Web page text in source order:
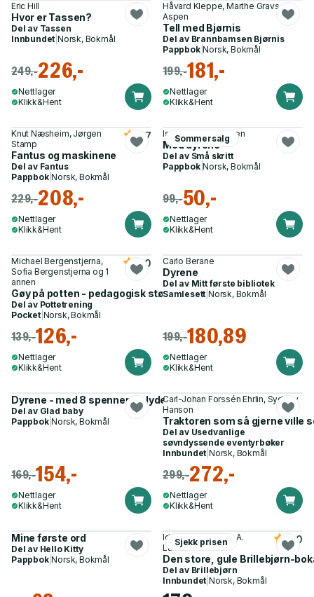
Eric Hill
Hvor er Tassen?
Del av Tassen
Innbundet |Norsk, Bokmål
249,-226,-
Nettlager
Klikk&Hent
Håvard Kleppe, Marthe Gravseth
Aspen
Tell med Bjørnis
Del av Brannbamsen Bjørnis
Pappbok|Norsk, Bokmål
199,-181,-
Nettlager
Klikk&Hent
Knut Næsheim, Jørgen
Stamp
Fantus og maskinene
3.7
Del av Fantus
Pappbok|Norsk, Bokmål
229,-208,-
Nettlager
Klikk&Hent
Sommersalg
Iselin Røsjø Evensen
Med dyrene
Del av Små skritt
Pappbok|Norsk, Bokmål
99,-50,-
Nettlager
Klikk&Hent
Michael Bergenstjerna,
Sofia Bergenstjerna og 1
annen
Gøy på potten - pedagogisk støtte til pottetreningen
5.0
Del av Pottetrening
Pocket| Norsk, Bokmål
139,-126,-
Nettlager
Klikk&Hent
Carlo Berane
Dyrene
Del av Mitt første bibliotek
Samlesett |Norsk, Bokmål
199,-180,89
Nettlager
Klikk&Hent
Dyrene - med 8 spennende lyder!
Del av Glad baby
Pappbok|Norsk, Bokmål
169,-154,-
Nettlager
Klikk&Hent
Carl-Johan Forssén Ehrlin, Sydney
Hanson
Traktoren som så gjerne ville
Del av Usedvanlige
søvndyssende eventyrbøker
Innbundet |Norsk, Bokmål
299,-272,-
Nettlager
Klikk&Hent
Mine første ord
Del av Hello Kitty
Pappbok|Norsk, Bokmål
Sjekk prisen
Ida Jackson, Jens A.
Larsen Aas
Den store, gule Brillebjørn-
4.0
Del av Brillebjørn
Innbundet |Norsk, Bokmål